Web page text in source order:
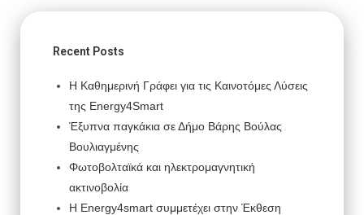
Recent Posts
Η Καθημερινή Γράφει για τις Καινοτόμες Λύσεις
της Energy4Smart
Έξυπνα παγκάκια σε Δήμο Βάρης Βούλας
Βουλιαγμένης
Φωτοβολταϊκά και ηλεκτρομαγνητική
ακτινοβολία
H Energy4smart συμμετέχει στην Έκθεση